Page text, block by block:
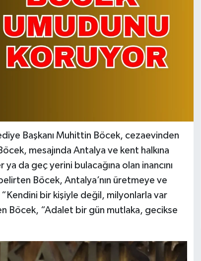
Başkanı Muhittin Böcek, cezaevinden
mesajında Antalya ve kent halkına
da geç yerini bulacağına olan inancını
Böcek, Antalya’nın üretmeye ve
bir kişiyle değil, milyonlarla var
Böcek, “Adalet bir gün mutlaka, gecikse